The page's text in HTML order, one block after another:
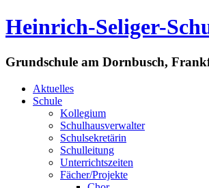
Heinrich-Seliger-
Grundschule am Dornbusch,
Aktuelles
Schule
Kollegium
Schulhausverwalter
Schulsekretärin
Schulleitung
Unterrichtszeiten
Fächer/Projekte